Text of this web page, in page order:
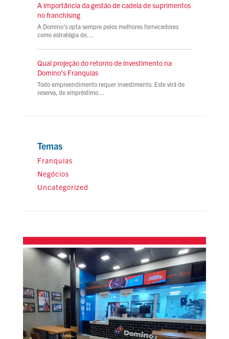
A importância da gestão de cadeia de suprimentos
no franchising
A Domino’s opta sempre pelos melhores fornecedores
como estratégia de…
Qual projeção do retorno de investimento na
Domino’s Franquias
Todo empreendimento requer investimento. Este virá de
reserva, de empréstimo…
Temas
Franquias
Negócios
Uncategorized